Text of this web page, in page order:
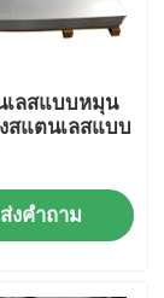
เลสแบบหมุน
สแตนเลสแบบ
ส่งคำถาม